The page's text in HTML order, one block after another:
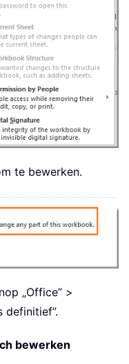
te bewerken.
„Office” >
definitief”.
bewerken